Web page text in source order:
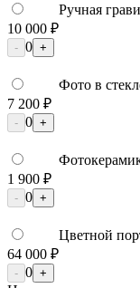
Ручная
10 000 ₽
- 0 +
Фото в
7 200 ₽
- 0 +
1 900 ₽
- 0 +
Цветной
64 000 ₽
- 0 +